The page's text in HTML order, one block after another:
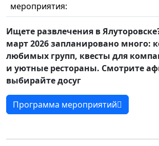
мероприятия:
Ищете развлечения в
март 2026 запланировано много:
любимых групп, квесты для
и уютные рестораны. Смотрите
выбирайте досуг
Программа мероприятий